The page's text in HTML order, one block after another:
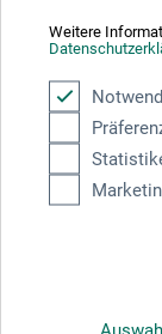
Weitere
Produktkategorien